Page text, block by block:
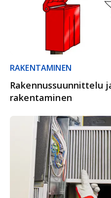
RAKENTAMINEN
Rakennussuunnittelu
rakentaminen